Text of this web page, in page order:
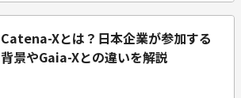
Catena-Xとは？日本企業が参加する
背景やGaia-Xとの違いを解説